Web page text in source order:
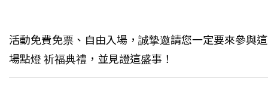
活動免費免票、自由入場，誠摯邀請您一定要來參與這
場點燈 祈福典禮，並見證這盛事！